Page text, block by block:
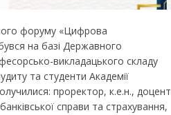
форуму «Цифрова
на базі Державного
викладацького складу
та студенти Академії
проректор, к.е.н., доцент
справи та страхування,